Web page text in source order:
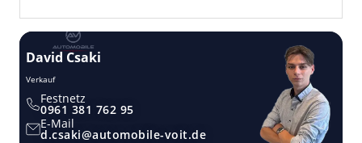
David Csaki
Verkauf
Festnetz
0961 381 762 95
E-Mail
d.csaki@automobile-voit.de